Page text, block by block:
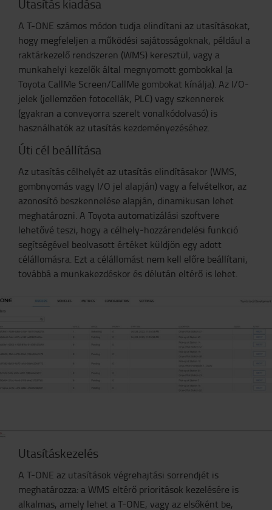
Utasítás kiadása
A T-ONE számos módon tudja elindítani az utasításokat,
hogy megfeleljen a működési sajátosságoknak, például a
raktárkezelő rendszeren (WMS) keresztül, vagy a
munkahelyi kezelők által megnyomott gombokkal (a
Toyota CallMe Screen/CallMe gombokat kínálja). Az I/O-
jelek (jellemzően fotocellák, PLC) vagy szkennerek
(gyakran a conveyorra szerelt vonalkódolvasó) is
használhatók az utasítás kezdeményezéséhez.
Úti cél beállítása
Az utasítás célhelyét az utasítás elindításakor (WMS,
gombnyomás vagy I/O jel alapján) vagy a felvételkor, az
azonosító beszkennelése alapján, dinamikusan lehet
meghatározni. A Toyota automatizálási szoftvere
lehetővé teszi, hogy a célhely-hozzárendelési funkció
segítségével beolvasott értéket küldjön egy adott
célállomásra. Ezt a célállomást nem kell előre beállítani,
továbbá a munkakezdéskor és délután eltérő is lehet.
Utasításkezelés
A T-ONE az utasítások végrehajtási sorrendjét is
meghatározza: a WMS eltérő prioritások kezelésére is
alkalmas, amely lehet a T-ONE, vagy az elsőként be,